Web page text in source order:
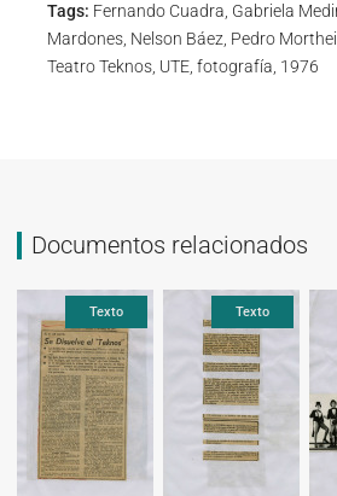
Tags: Fernando Cuadra, Gabriela
Mardones, Nelson Báez, Pedro
Teatro Teknos, UTE, fotografía, 1976
Documentos relacionados
Texto Texto